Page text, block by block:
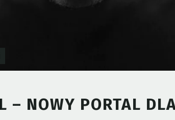
– NOWY PORTAL